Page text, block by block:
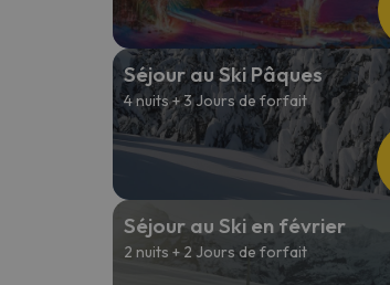
Séjour au Ski Pâques
4 nuits + 3 Jours de forfait
Séjour au Ski en février
2 nuits + 2 Jours de forfait